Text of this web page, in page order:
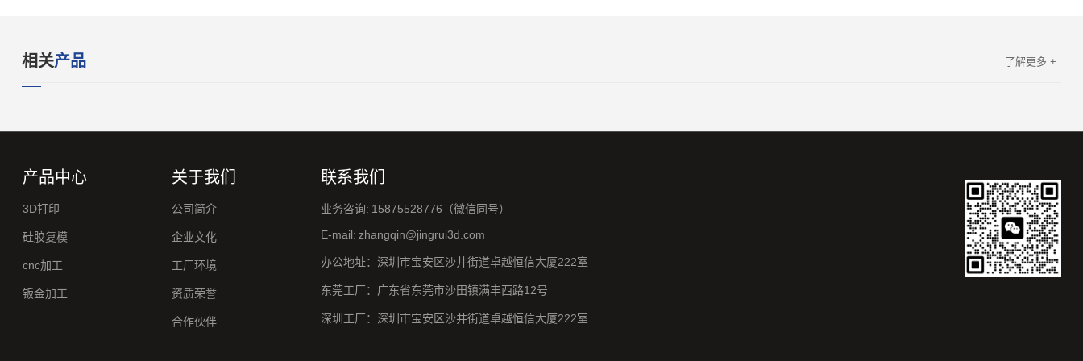
相关产品 了解更多 +
产品中心
3D打印
硅胶复模
cnc加工
钣金加工
关于我们
公司简介
企业文化
工厂环境
资质荣誉
合作伙伴
联系我们
业务咨询: 15875528776（微信同号）
E-mail: zhangqin@jingrui3d.com
办公地址：深圳市宝安区沙井街道卓越恒信大厦222室
东莞工厂：广东省东莞市沙田镇满丰西路12号
深圳工厂：深圳市宝安区沙井街道卓越恒信大厦222室